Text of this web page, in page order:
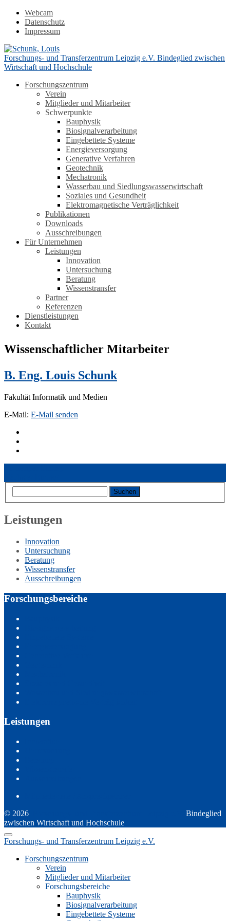
Webcam
Datenschutz
Impressum
Forschungs- und Transferzentrum Leipzig e.V. Bindeglied zwischen
Wirtschaft und Hochschule
Forschungszentrum
Verein
Mitglieder und Mitarbeiter
Schwerpunkte
Bauphysik
Biosignalverarbeitung
Eingebettete Systeme
Energieversorgung
Generative Verfahren
Geotechnik
Mechatronik
Wasserbau und Siedlungswasserwirtschaft
Soziales und Gesundheit
Elektromagnetische Verträglichkeit
Publikationen
Downloads
Ausschreibungen
Für Unternehmen
Leistungen
Innovation
Untersuchung
Beratung
Wissenstransfer
Partner
Referenzen
Dienstleistungen
Kontakt
Wissenschaftlicher Mitarbeiter
B. Eng. Louis Schunk
Fakultät Informatik und Medien
E-Mail: E-Mail senden
Leistungen
Innovation
Untersuchung
Beratung
Wissenstransfer
Ausschreibungen
Forschungsbereiche
Leistungen
© 2026
Bindeglied
zwischen Wirtschaft und Hochschule
Forschungs- und Transferzentrum Leipzig e.V.
Forschungszentrum
Verein
Mitglieder und Mitarbeiter
Forschungsbereiche
Bauphysik
Biosignalverarbeitung
Eingebettete Systeme